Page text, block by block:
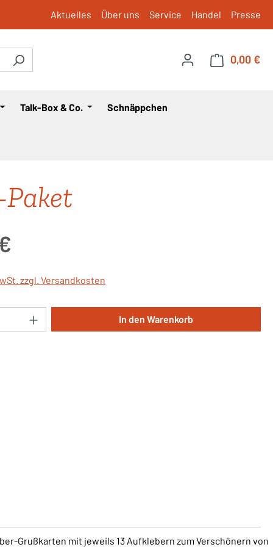
Aktuelles Über uns Service Handel Presse
0,00 €
Talk-Box & Co. Schnäppchen
zzgl. Versandkosten
Gib den gewünschten Wert ein
In den Warenkorb
Grußkarten mit jeweils 13 Aufklebern zum Verschönern von